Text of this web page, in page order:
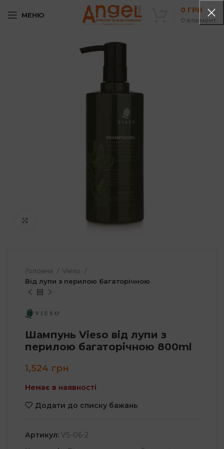
МЕНЮ
0 елемент
0 ГРН
Клацніть, щоб збільшити
Головна
Vieso
Від лупи з перилою багаторічною
Шампунь Vieso від лупи з
перилою багаторічною 800ml
1,524 грн
Немає в наявності
Додати до списку бажань
Артикул: VS-06-2